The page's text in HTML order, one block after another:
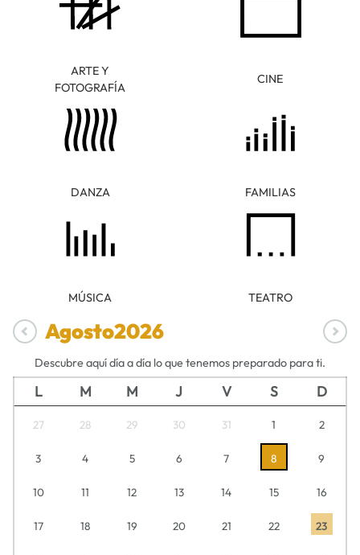
ARTE Y
FOTOGRAFÍA
CINE
DANZA FAMILIAS
MÚSICA TEATRO
Agosto2026
Descubre aquí día a día lo que tenemos preparado para ti.
L M M J V S D
27 28 29 30 31 1 2
3 4 5 6 7 8 9
10 11 12 13 14 15 16
17 18 19 20 21 22 23